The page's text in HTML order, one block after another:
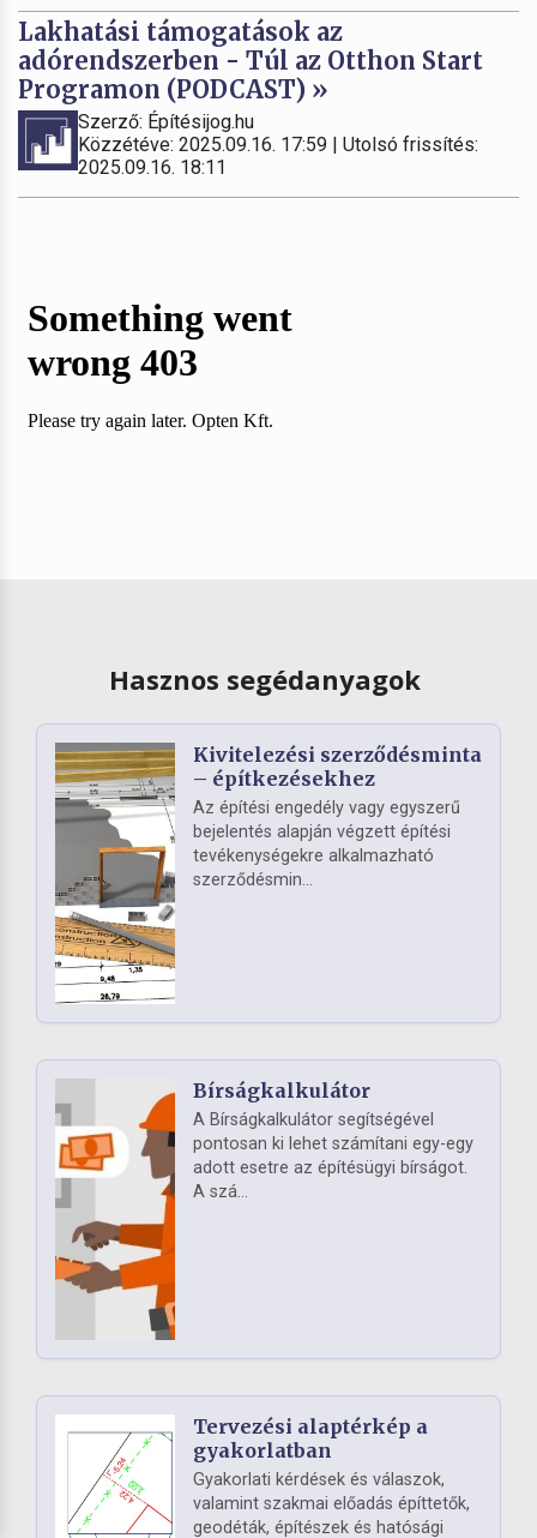
Lakhatási támogatások az
adórendszerben - Túl az Otthon Start
Programon (PODCAST) »
Szerző: Építésijog.hu
Közzétéve: 2025.09.16. 17:59 | Utolsó frissítés:
2025.09.16. 18:11
Hasznos segédanyagok
Kivitelezési szerződésminta
– építkezésekhez
Az építési engedély vagy egyszerű
bejelentés alapján végzett építési
tevékenységekre alkalmazható
szerződésmin...
Bírságkalkulátor
A Bírságkalkulátor segítségével
pontosan ki lehet számítani egy-egy
adott esetre az építésügyi bírságot.
A szá...
Tervezési alaptérkép a
gyakorlatban
Gyakorlati kérdések és válaszok,
valamint szakmai előadás építtetők,
geodéták, építészek és hatósági